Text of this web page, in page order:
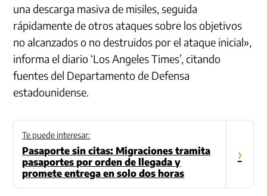
una descarga masiva de misiles, seguida
rápidamente de otros ataques sobre los objetivos
no alcanzados o no destruidos por el ataque inicial»,
informa el diario ‘Los Angeles Times’, citando
fuentes del Departamento de Defensa
estadounidense.
Te puede interesar:
Pasaporte sin citas: Migraciones tramita
pasaportes por orden de llegada y
promete entrega en solo dos horas
›